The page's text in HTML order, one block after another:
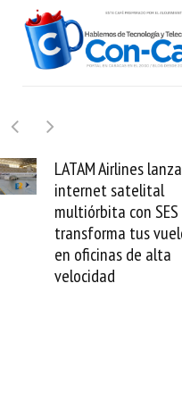
Samsung Galaxy Z
Fold8 la novedad
plegable y un
formato fácil de
enamorse